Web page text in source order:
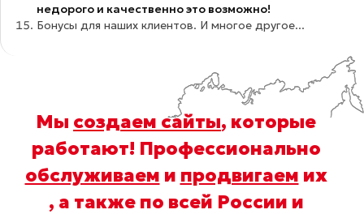
недорого и качественно это возможно!
Бонусы для наших клиентов. И многое другое...
Мы создаем сайты, которые
работают! Профессионально
обслуживаем и продвигаем их
, а также по всей России и